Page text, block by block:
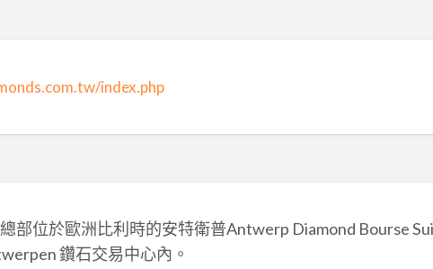
index.php
部位於歐洲比利時的安特衛普Antwerp Diamond Bourse
鑽石交易中心內。